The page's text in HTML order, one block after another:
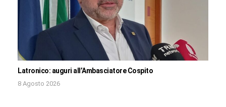
Latronico: auguri all’Ambasciatore Cospito
8 Agosto 2026